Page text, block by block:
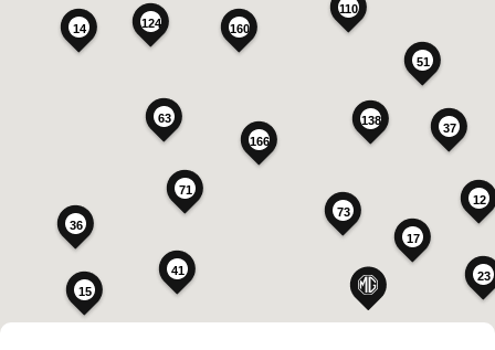
160
166
124
138
63
110
73
71
14
36
41
17
15
37
51
23
12